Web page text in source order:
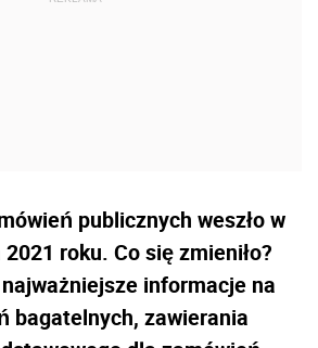
publicznych weszło w
roku. Co się zmieniło?
informacje na
bagatelnych, zawierania